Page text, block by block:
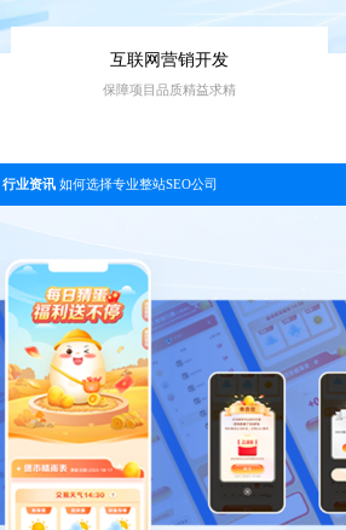
互联网营销开发
保障项目品质精益求精
行业资讯 如何选择专业整站SEO公司